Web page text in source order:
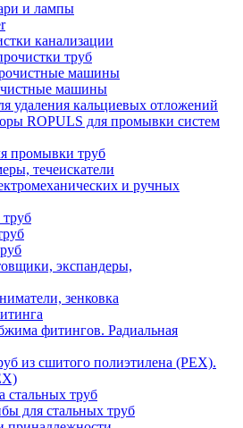
и лампы
канализации
труб
машины
машины
удаления кальциевых отложений
ROPULS для промывки систем
промывки труб
течеискатели
и ручных
экспандеры,
зенковка
фитингов. Радиальная
из сшитого полиэтилена (PEX).
стальных труб
для стальных труб